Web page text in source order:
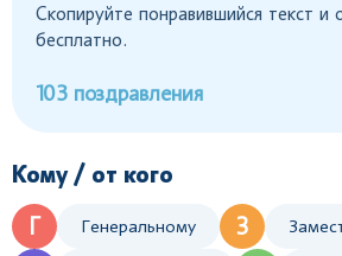
Скопируйте понравившийся текст и
бесплатно.
103 поздравления
Кому / от кого
Г
Генеральному З